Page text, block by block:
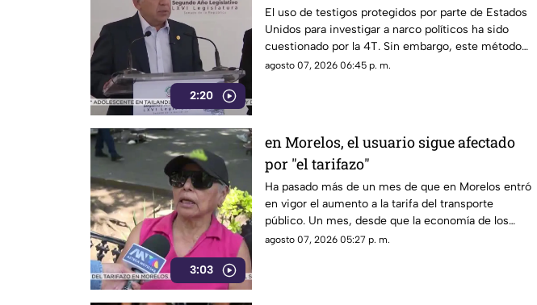
2:20
El uso de testigos protegidos por parte de Estados
Unidos para investigar a narco políticos ha sido
cuestionado por la 4T. Sin embargo, este método
también ha colocado bajo la lupa a funcionarios y
agosto 07, 2026 06:45 p. m.
3:03
en Morelos, el usuario sigue afectado
por "el tarifazo"
Ha pasado más de un mes de que en Morelos entró
en vigor el aumento a la tarifa del transporte
público. Un mes, desde que la economía de los
morelenses se vio afectada y los ciudadanos
agosto 07, 2026 05:27 p. m.